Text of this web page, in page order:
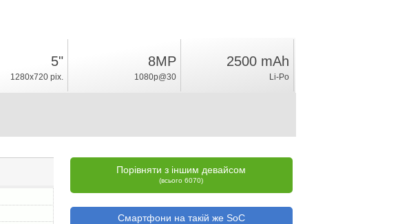
5"
1280x720 pix.
8MP
1080p@30
2500 mAh
Li-Po
Порівняти з іншим девайсом
(всього 6070)
Смартфони на такій же SoC